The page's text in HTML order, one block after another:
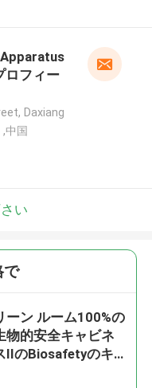
ロフィー
Daxiang
中国
い
で
ーン ルーム100%の
物的安全キャビネ
IIのBiosafetyのキ